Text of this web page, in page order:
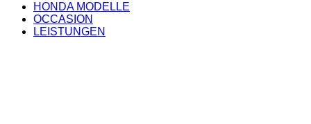
HONDA MODELLE
OCCASION
LEISTUNGEN